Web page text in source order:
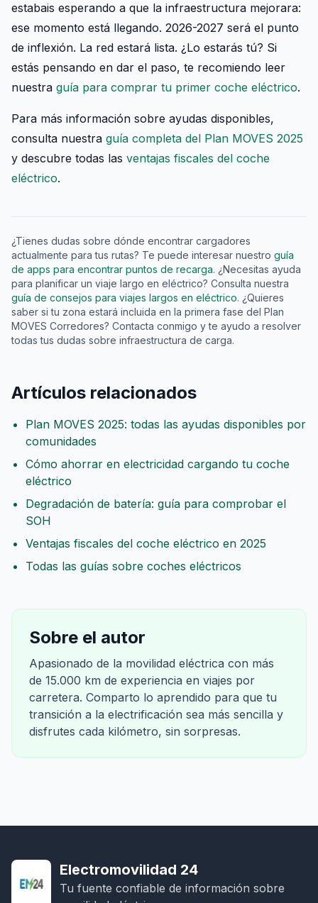
estabais esperando a que la infraestructura mejorara:
ese momento está llegando. 2026-2027 será el punto
de inflexión. La red estará lista. ¿Lo estarás tú? Si
estás pensando en dar el paso, te recomiendo leer
nuestra guía para comprar tu primer coche eléctrico.
Para más información sobre ayudas disponibles,
consulta nuestra guía completa del Plan MOVES 2025
y descubre todas las ventajas fiscales del coche
eléctrico.
¿Tienes dudas sobre dónde encontrar cargadores
actualmente para tus rutas? Te puede interesar nuestro guía
de apps para encontrar puntos de recarga. ¿Necesitas ayuda
para planificar un viaje largo en eléctrico? Consulta nuestra
guía de consejos para viajes largos en eléctrico. ¿Quieres
saber si tu zona estará incluida en la primera fase del Plan
MOVES Corredores? Contacta conmigo y te ayudo a resolver
todas tus dudas sobre infraestructura de carga.
Artículos relacionados
Plan MOVES 2025: todas las ayudas disponibles por
comunidades
Cómo ahorrar en electricidad cargando tu coche
eléctrico
Degradación de batería: guía para comprobar el
SOH
Ventajas fiscales del coche eléctrico en 2025
Todas las guías sobre coches eléctricos
Sobre el autor
Apasionado de la movilidad eléctrica con más
de 15.000 km de experiencia en viajes por
carretera. Comparto lo aprendido para que tu
transición a la electrificación sea más sencilla y
disfrutes cada kilómetro, sin sorpresas.
Electromovilidad 24
Tu fuente confiable de información sobre